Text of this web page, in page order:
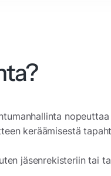
keräämisestä
jäsenrekisteriin tai